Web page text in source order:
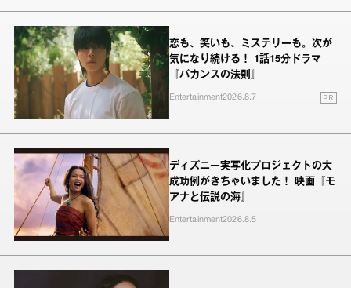
恋も、笑いも、ミステリーも。次が
気になり続ける！ 1話15分ドラマ
『バカンスの法則』
Entertainment2026.8.7 PR
ディズニー実写化プロジェクトの大
成功例がきちゃいました！ 映画『モ
アナと伝説の海』
Entertainment2026.8.5